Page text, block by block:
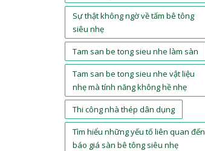
Sự thật không ngờ về tấm bê tông
siêu nhẹ
Tam san be tong sieu nhe làm sàn
Tam san be tong sieu nhe vật liệu
nhẹ mà tính năng không hề nhẹ
Thi công nhà thép dân dụng
Tìm hiểu những yếu tố liên quan đến
báo giá sàn bê tông siêu nhẹ